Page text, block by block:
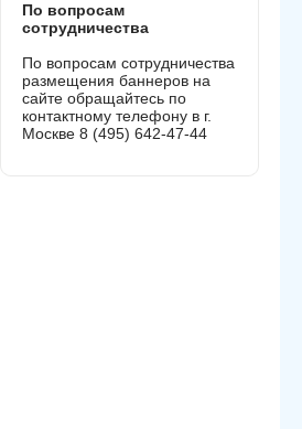
По вопросам
сотрудничества
По вопросам сотрудничества
размещения баннеров на
сайте обращайтесь по
контактному телефону в г.
Москве 8 (495) 642-47-44